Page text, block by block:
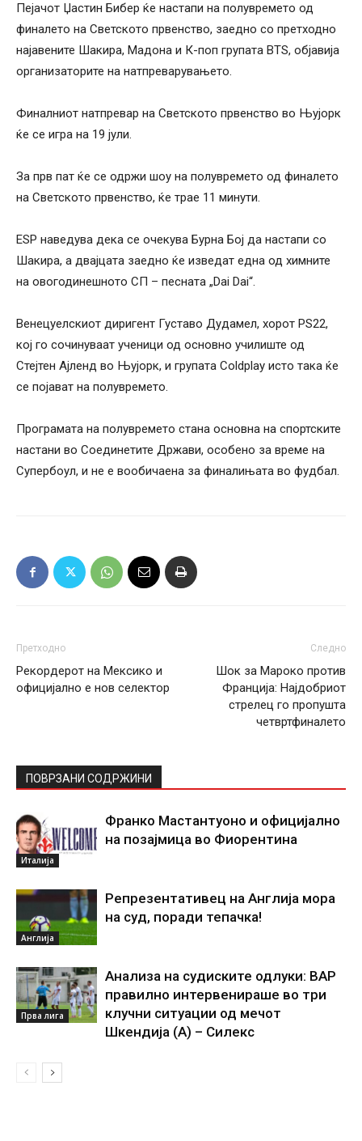
Пејачот Џастин Бибер ќе настапи на полувремето од
финалето на Светското првенство, заедно со претходно
најавените Шакира, Мадона и К-поп групата BTS, објавија
организаторите на натпреварувањето.
Финалниот натпревар на Светското првенство во Њујорк
ќе се игра на 19 јули.
За прв пат ќе се одржи шоу на полувремето од финалето
на Светското првенство, ќе трае 11 минути.
ESP наведува дека се очекува Бурна Бој да настапи со
Шакира, а двајцата заедно ќе изведат една од химните
на овогодинешното СП – песната „Dai Dai“.
Венецуелскиот диригент Густаво Дудамел, хорот PS22,
кој го сочинуваат ученици од основно училиште од
Стејтен Ајленд во Њујорк, и групата Coldplay исто така ќе
се појават на полувремето.
Програмата на полувремето стана основна на спортските
настани во Соединетите Држави, особено за време на
Супербоул, и не е вообичаена за финалињата во фудбал.
Претходно
Рекордерот на Мексико и
официјално е нов селектор
Следно
Шок за Мароко против
Франција: Најдобриот
стрелец го пропушта
четвртфиналето
ПОВРЗАНИ СОДРЖИНИ
Италија
Франко Мастантуоно и официјално
на позајмица во Фиорентина
Англија
Репрезентативец на Англија мора
на суд, поради тепачка!
Прва лига
Анализа на судиските одлуки: ВАР
правилно интервенираше во три
клучни ситуации од мечот
Шкендија (А) – Силекс